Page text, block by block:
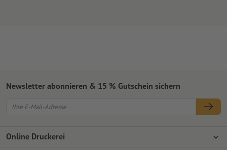
Online Druckerei
Newsletter abonnieren & 15 % Gutschein sichern